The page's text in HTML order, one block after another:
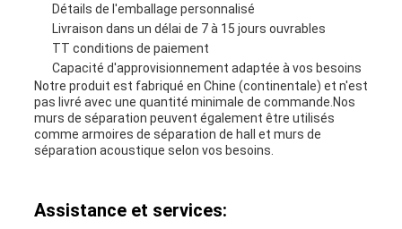
Détails de l'emballage personnalisé
Livraison dans un délai de 7 à 15 jours ouvrables
TT conditions de paiement
Capacité d'approvisionnement adaptée à vos besoins
Notre produit est fabriqué en Chine (continentale) et n'est
pas livré avec une quantité minimale de commande.Nos
murs de séparation peuvent également être utilisés
comme armoires de séparation de hall et murs de
séparation acoustique selon vos besoins.
Assistance et services: